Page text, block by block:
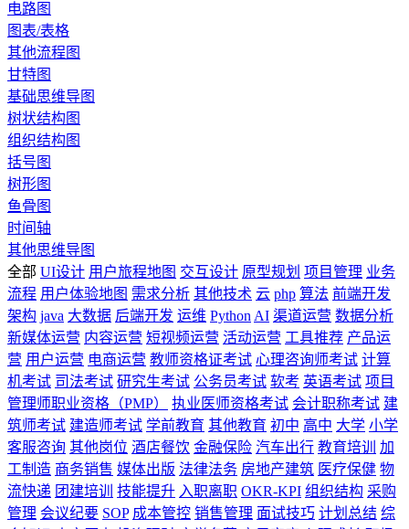
电路图
图表/表格
其他流程图
甘特图
基础思维导图
树状结构图
组织结构图
括号图
树形图
鱼骨图
时间轴
其他思维导图
全部 UI设计 用户旅程地图 交互设计 原型规划 项目管理 业务
流程 用户体验地图 需求分析 其他技术 云 php 算法 前端开发
架构 java 大数据 后端开发 运维 Python AI 渠道运营 数据分析
新媒体运营 内容运营 短视频运营 活动运营 工具推荐 产品运
营 用户运营 电商运营 教师资格证考试 心理咨询师考试 计算
机考试 司法考试 研究生考试 公务员考试 软考 英语考试 项目
管理师职业资格（PMP）
执业医师资格考试 会计职称考试 建
筑师考试 建造师考试 学前教育 其他教育 初中 高中 大学 小学
客服咨询 其他岗位 酒店餐饮 金融保险 汽车出行 教育培训
加
工制造 商务销售 媒体出版 法律法务 房地产建筑 医疗保健 物
流快递 团建培训 技能提升 入职离职 OKR-KPI 组织结构 采购
管理 会议纪要 SOP 成本管控 销售管理 面试技巧 计划总结 综